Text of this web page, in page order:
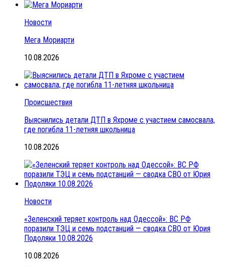
Новости
Мега Мориарти
10.08.2026
Происшествия
Выяснились детали ДТП в Яхроме с участием самосвала,
где погибла 11-летняя школьница
10.08.2026
Новости
«Зеленский теряет контроль над Одессой»: ВС РФ
поразили ТЭЦ и семь подстанций — сводка СВО от Юрия
Подоляки 10.08.2026
10.08.2026